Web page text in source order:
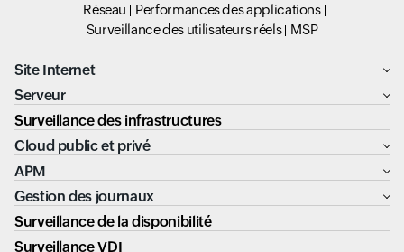
Réseau
Performances des applications
Surveillance des utilisateurs réels
MSP
Site Internet
Serveur
Surveillance des infrastructures
Cloud public et privé
APM
Gestion des journaux
Surveillance de la disponibilité
Surveillance VDI